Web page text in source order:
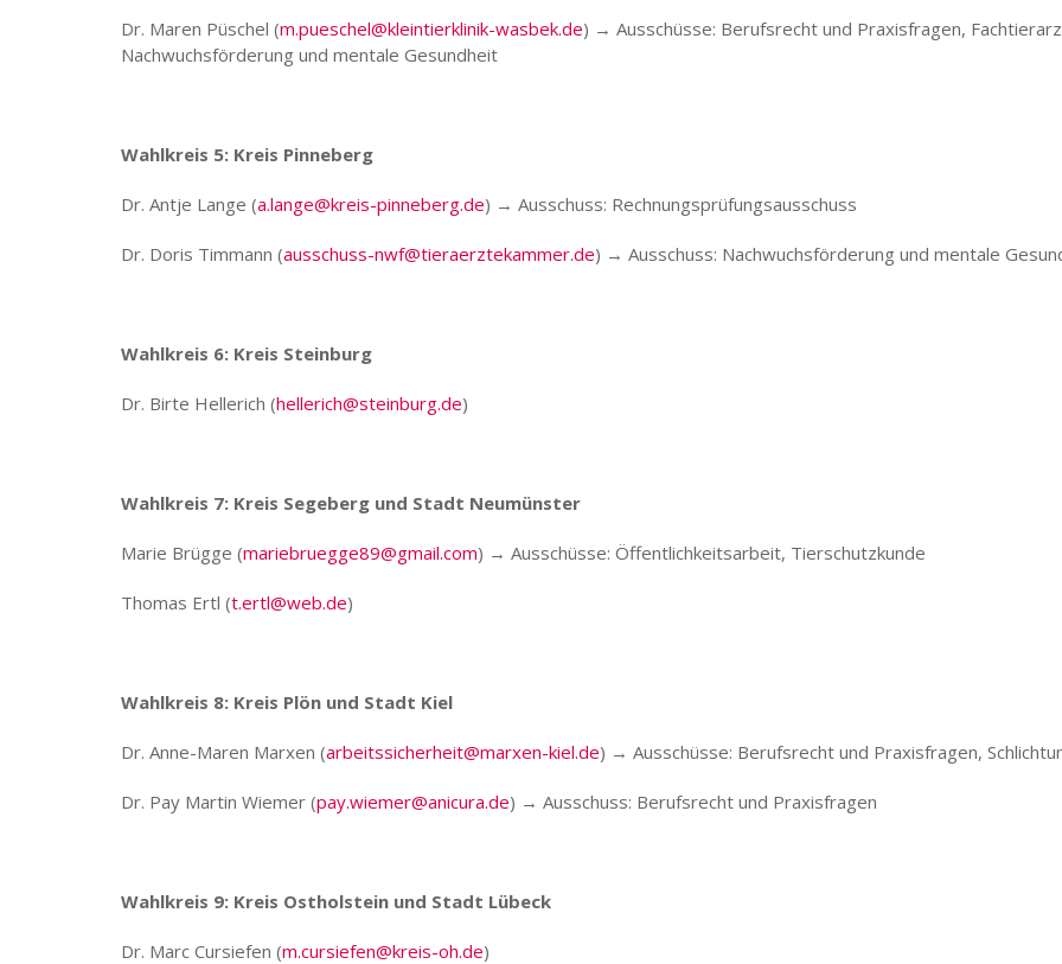
Dr. Maren Püschel (m.pueschel@kleintierklinik-wasbek.de) → Ausschüsse: Berufsrecht und Praxisfragen,
Nachwuchsförderung und mentale Gesundheit
Wahlkreis 5: Kreis Pinneberg
Dr. Antje Lange (a.lange@kreis-pinneberg.de) → Ausschuss: Rechnungsprüfungsausschuss
Dr. Doris Timmann (ausschuss-nwf@tieraerztekammer.de) → Ausschuss: Nachwuchsförderung und mentale
Wahlkreis 6: Kreis Steinburg
Dr. Birte Hellerich (hellerich@steinburg.de)
Wahlkreis 7: Kreis Segeberg und Stadt Neumünster
Marie Brügge (mariebruegge89@gmail.com) → Ausschüsse: Öffentlichkeitsarbeit, Tierschutzkunde
Thomas Ertl (t.ertl@web.de)
Wahlkreis 8: Kreis Plön und Stadt Kiel
Dr. Anne-Maren Marxen (arbeitssicherheit@marxen-kiel.de) → Ausschüsse: Berufsrecht und Praxisfragen,
Dr. Pay Martin Wiemer (pay.wiemer@anicura.de) → Ausschuss: Berufsrecht und Praxisfragen
Wahlkreis 9: Kreis Ostholstein und Stadt Lübeck
Dr. Marc Cursiefen (m.cursiefen@kreis-oh.de)